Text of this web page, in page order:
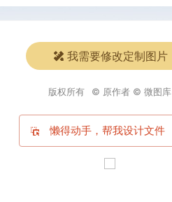
我需要修改定制图片
版权所有 © 原作者 © 微图库
懒得动手，帮我设计文件